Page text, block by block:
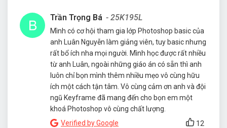
Trần Trọng Bá - 25K195L
Mình có cơ hội tham gia lớp Photoshop basic của
anh Luân Nguyễn làm giảng viên, tuy basic nhưng
rất bổ ích nha mọi người. Mình học được rất nhiều
từ anh Luân, ngoài những giáo án có sẵn thì anh
luôn chỉ bọn mình thêm nhiều mẹo vô cùng hữu
ích một cách tận tâm. Vô cùng cảm ơn anh và đội
ngũ Keyframe đã mang đến cho bọn em một
khoá Photoshop vô cùng chất lượng.
Verified by Google
12